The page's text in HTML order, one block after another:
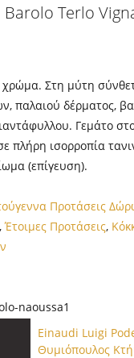
Barolo Terlo
χρώμα. Στη μύτη
παλαιού δέρματος,
Γεμάτο
πλήρη ισορροπία
(επίγευση).
Προτάσεις
,Έτοιμες Προτάσεις,
naoussa1
Einaudi Luigi
Θυμιόπουλος